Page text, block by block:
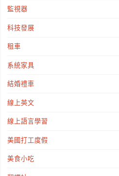
監視器
科技發展
租車
系統家具
結婚禮車
線上英文
線上語言學習
美國打工度假
美食小吃